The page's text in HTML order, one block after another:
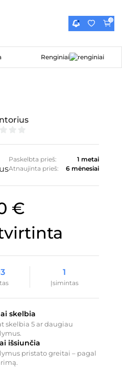
0
Renginiai
Paskelbta prieš:
1 metai
Atnaujinta prieš:
6 mėnesiai
€
1
Įsimintas
skelbia
skelbia 5 ar daugiau
išsiunčia
pristato greitai – pagal